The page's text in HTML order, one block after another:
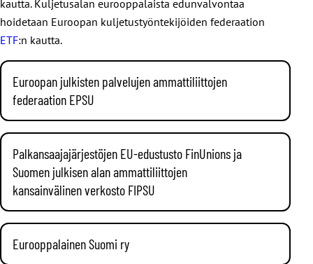
kautta. Kuljetusalan eurooppalaista edunvalvontaa
hoidetaan Euroopan kuljetustyöntekijöiden federaation
ETF:n kautta.
Euroopan julkisten palvelujen ammattiliittojen
federaation EPSU
EPSUssa europpalaista edunvalvontaa ja vaikuttamistyötä
toteutetaan pääsääntöisesti sektorikohtaisten komiteoiden
kautta;
kunta-ala, terveysala valtionhallinto
yleishyödylliset palvelut. JHL on edustettuna kaikissa
komiteoissa.
Palkansaajajärjestöjen EU-edustusto FinUnions ja
Suomen julkisen alan ammattiliittojen
kansainvälinen verkosto FIPSU
SAK:n ammattiliittojen yhteistyö, suomalaisten
palkansaajakeskusjärjestöjen SAK:n ja STTK:n EU-edustusto
FinUnions Brysselissä ja Suomen julkisen alan
Eurooppalainen Suomi ry